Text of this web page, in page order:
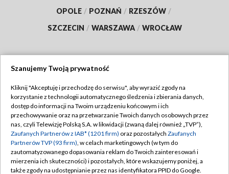
OPOLE / POZNAŃ / RZESZÓW /
SZCZECIN / WARSZAWA / WROCŁAW
TVP
Abonament TVP
Emisja w TVP
Centrum informacji TVP
Naziemna Telewizja Cyfrowa
Regulamin TVP
Polityka prywatności
Moje zgody
Pomoc
Szanujemy Twoją prywatność
Kliknij "Akceptuję i przechodzę do serwisu", aby wyrazić zgody na
korzystanie z technologii automatycznego śledzenia i zbierania danych,
dostęp do informacji na Twoim urządzeniu końcowym i ich
przechowywanie oraz na przetwarzanie Twoich danych osobowych przez
nas, czyli Telewizję Polską S.A. w likwidacji (zwaną dalej również „TVP”),
Zaufanych Partnerów z IAB* (1201 firm) oraz pozostałych Zaufanych
Partnerów TVP (93 firm), w celach marketingowych (w tym do
zautomatyzowanego dopasowania reklam do Twoich zainteresowań i
mierzenia ich skuteczności) i pozostałych, które wskazujemy poniżej, a
także zgody na udostępnianie przez nas identyfikatora PPID do Google.